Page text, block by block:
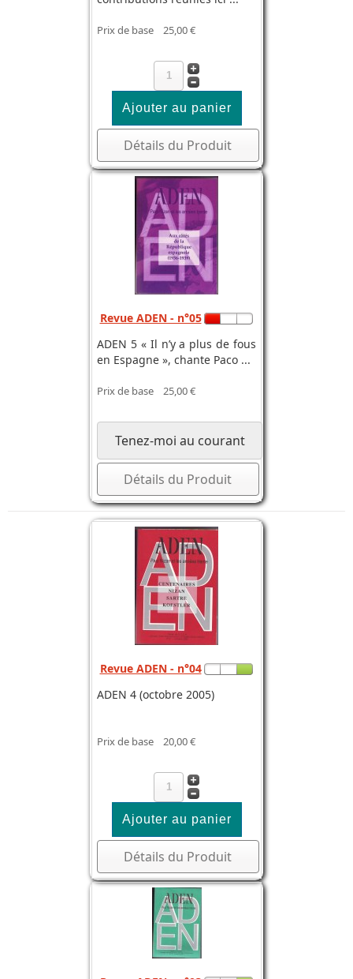
Prix de base 25,00 €
Détails du Produit
Revue ADEN - n°05
ADEN 5 « Il n’y a plus de fous
en Espagne », chante Paco ...
Prix de base 25,00 €
Tenez-moi au courant
Détails du Produit
Revue ADEN - n°04
ADEN 4 (octobre 2005)
Prix de base 20,00 €
Détails du Produit